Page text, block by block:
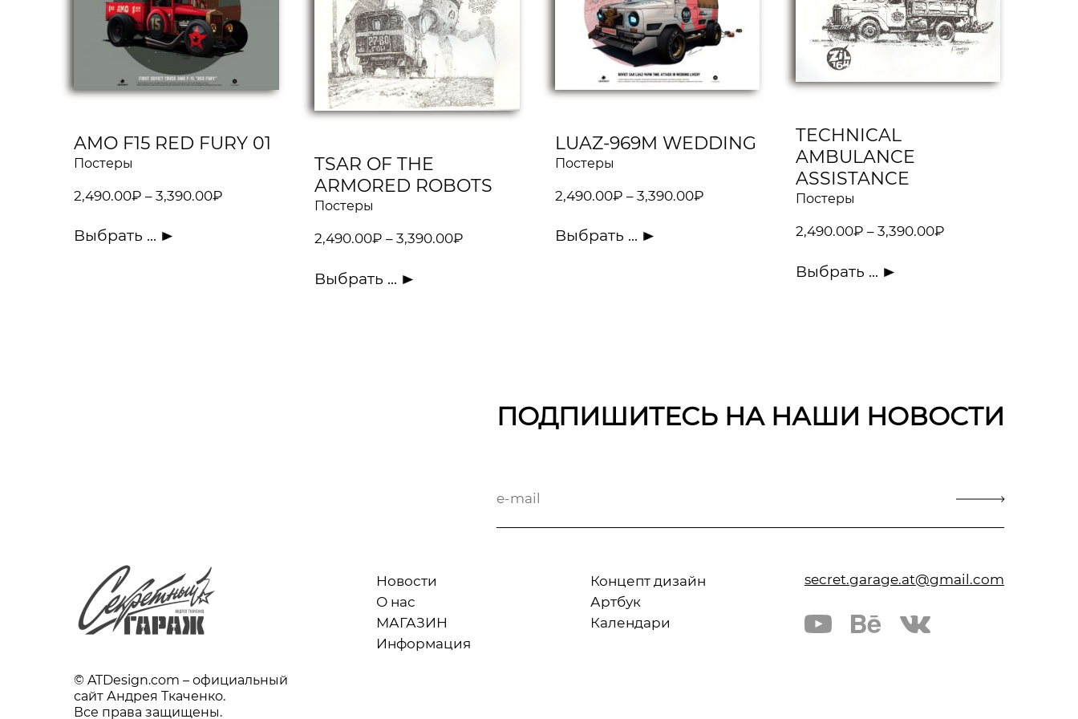
AMO F15 RED FURY 01
Постеры
2,490.00₽ – 3,390.00₽
Выбрать ...
TSAR OF THE
ARMORED ROBOTS
Постеры
2,490.00₽ – 3,390.00₽
Выбрать ...
LUAZ-969M WEDDING
Постеры
2,490.00₽ – 3,390.00₽
Выбрать ...
TECHNICAL
AMBULANCE
ASSISTANCE
Постеры
2,490.00₽ – 3,390.00₽
Выбрать ...
ПОДПИШИТЕСЬ НА НАШИ НОВОСТИ
© ATDesign.com – официальный
сайт Андрея Ткаченко.
Все права защищены.
Новости
О нас
МАГАЗИН
Информация
Концепт дизайн
Артбук
Календари
secret.garage.at@gmail.com